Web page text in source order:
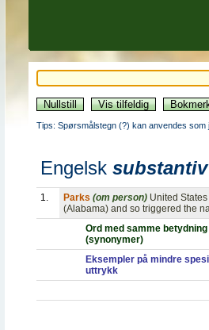
Tips: Spørsmålstegn (?) kan anvendes
Engelsk substantiv
1. Parks (om person) United
(Alabama) and so triggered the
Ord med samme betydning
(synonymer)
Eksempler på mindre
uttrykk